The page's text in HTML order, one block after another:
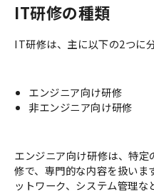
IT研修の種類
IT研修は、主に以下の2つに
エンジニア向け研修
非エンジニア向け研修
エンジニア向け研修は、特
修で、専門的な内容を扱いま
ットワーク、システム管理